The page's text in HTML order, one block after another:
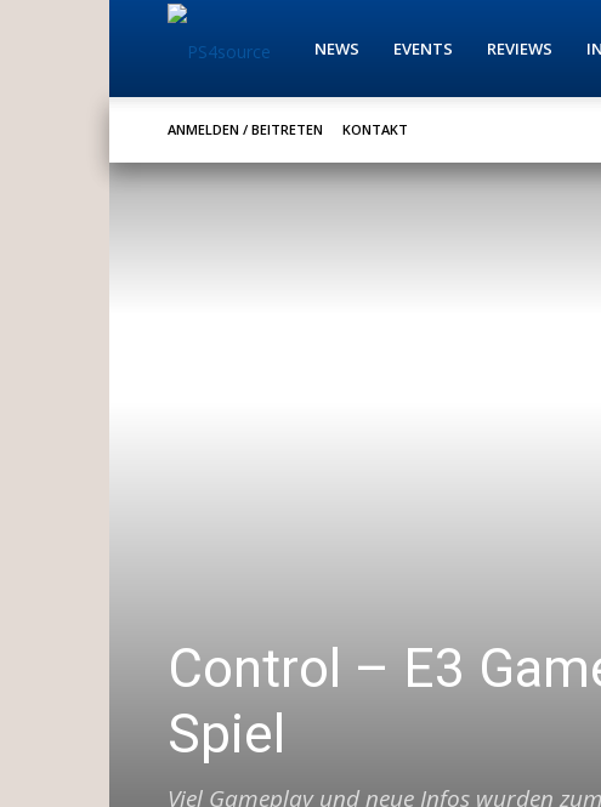
PS4source
NEWS EVENTS REVIEWS
ANMELDEN / BEITRETEN KONTAKT
Control – E3
Spiel
Viel Gameplay und neue Infos wurden